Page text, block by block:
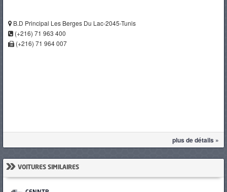
B.D Principal Les Berges Du Lac-2045-Tunis
(+216) 71 963 400
(+216) 71 964 007
plus de détails »
» VOITURES SIMILAIRES